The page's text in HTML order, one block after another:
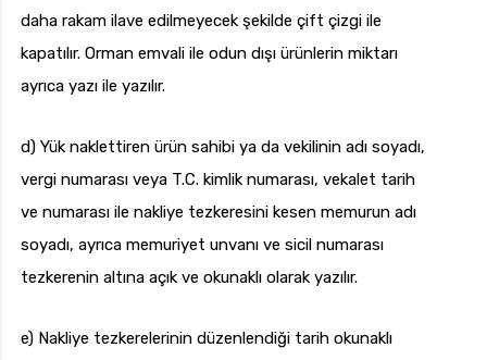
daha rakam ilave edilmeyecek şekilde çift çizgi ile
kapatılır. Orman emvali ile odun dışı ürünlerin miktarı
ayrıca yazı ile yazılır.
d) Yük naklettiren ürün sahibi ya da vekilinin adı soyadı,
vergi numarası veya T.C. kimlik numarası, vekalet tarih
ve numarası ile nakliye tezkeresini kesen memurun adı
soyadı, ayrıca memuriyet unvanı ve sicil numarası
tezkerenin altına açık ve okunaklı olarak yazılır.
e) Nakliye tezkerelerinin düzenlendiği tarih okunaklı